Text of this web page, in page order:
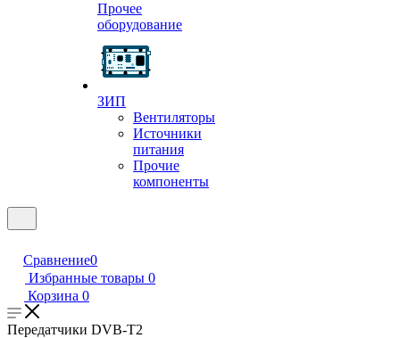
Прочее
оборудование
ЗИП
Вентиляторы
Источники
питания
Прочие
компоненты
Сравнение0
Избранные товары 0
Корзина 0
Передатчики DVB-T2